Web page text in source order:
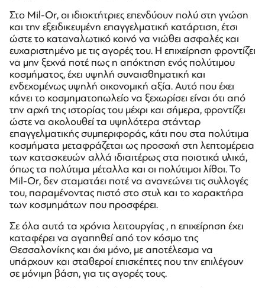
Στο Mil-Or, οι ιδιοκτήτριες επενδύουν πολύ στη γνώση
και την εξειδικευμένη επαγγελματική κατάρτιση, έτσι
ώστε το καταναλωτικό κοινό να νιώθει ασφαλές και
ευχαριστημένο με τις αγορές του. Η επιχείρηση φροντίζει
να μην ξεχνά ποτέ πως η απόκτηση ενός πολύτιμου
κοσμήματος, έχει υψηλή συναισθηματική και
ενδεχομένως υψηλή οικονομική αξία. Αυτό που έχει
κάνει το κοσμηματοπωλείο να ξεχωρίσει είναι ότι από
την αρχή της ιστορίας του μέχρι και σήμερα, φροντίζει
ώστε να ακολουθεί τα υψηλότερα στάνταρ
επαγγελματικής συμπεριφοράς, κάτι που στα πολύτιμα
κοσμήματα μεταφράζεται ως προσοχή στη λεπτομέρεια
των κατασκευών αλλά ιδιαιτέρως στα ποιοτικά υλικά,
όπως τα πολύτιμα μέταλλα και οι πολύτιμοι λίθοι. Το
Mil-Or, δεν σταματάει ποτέ να ανανεώνει τις συλλογές
του, παραμένοντας πιστό στο στυλ και το χαρακτήρα
των κοσμημάτων που προσφέρει.
Σε όλα αυτά τα χρόνια λειτουργίας , η επιχείρηση έχει
καταφέρει να αγαπηθεί από τον κόσμο της
Θεσσαλονίκης και όχι μόνο, με αποτέλεσμα να
υπάρχουν και σταθεροί επισκέπτες που την επιλέγουν
σε μόνιμη βάση, για τις αγορές τους.